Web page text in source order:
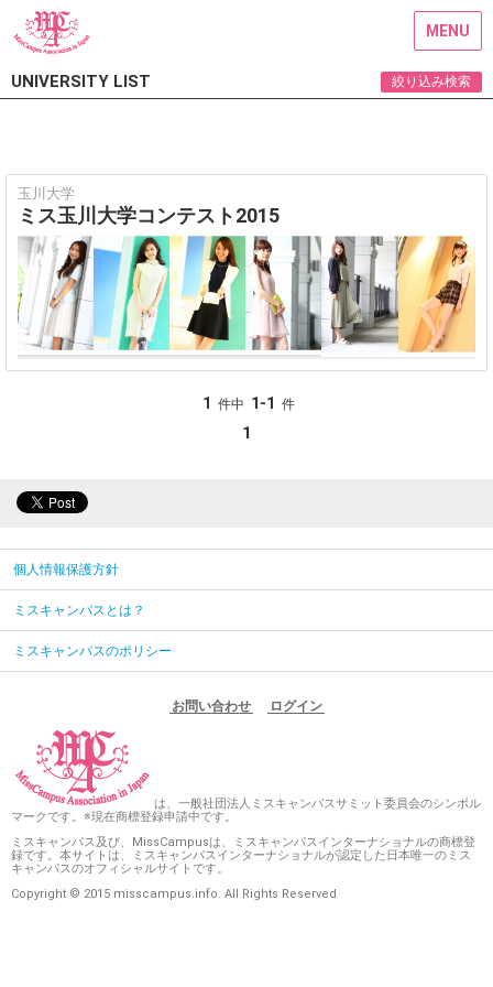
MENU
UNIVERSITY LIST 絞り込み検索
玉川大学
ミス玉川大学コンテスト2015
1 件中 1-1 件
1
個人情報保護方針
ミスキャンパスとは？
ミスキャンパスのポリシー
お問い合わせ ログイン
は、一般社団法人ミスキャンパスサミット委員会のシンボル
マークです。※現在商標登録申請中です。
ミスキャンパス及び、MissCampusは、ミスキャンパスインターナショナルの商標登
録です。本サイトは、ミスキャンパスインターナショナルが認定した日本唯一のミス
キャンパスのオフィシャルサイトです。
Copyright © 2015 misscampus.info. All Rights Reserved